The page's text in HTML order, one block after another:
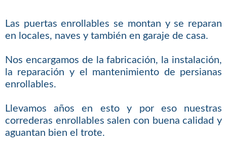
Las puertas enrollables se montan y se reparan
en locales, naves y también en garaje de casa.
Nos encargamos de la fabricación, la instalación,
la reparación y el mantenimiento de persianas
enrollables.
Llevamos años en esto y por eso nuestras
correderas enrollables salen con buena calidad y
aguantan bien el trote.